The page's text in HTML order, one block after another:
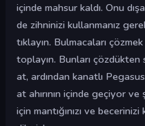
içinde mahsur kaldı. Onu
de zihninizi kullanmanız
tıklayın. Bulmacaları
toplayın. Bunları
at, ardından kanatlı
at ahırının içinde geçiyor
için mantığınızı ve